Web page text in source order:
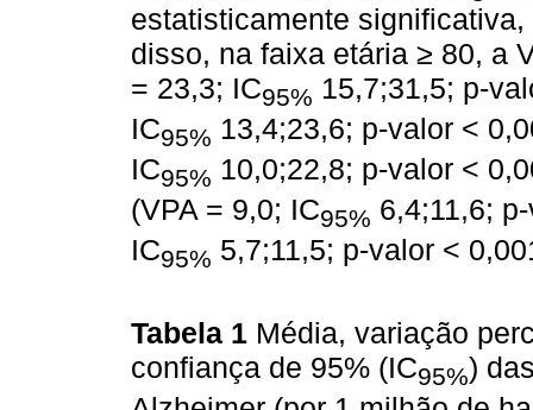
estatisticamente
disso, na faixa etária ≥ 80, a
= 23,3; IC95% 15,7;31,5; p-
IC95% 13,4;23,6; p-valor <
IC95% 10,0;22,8; p-valor <
(VPA = 9,0; IC95% 6,4;11,6;
IC95% 5,7;11,5; p-valor <
Tabela 1 Média, variação
confiança de 95% (IC95%)